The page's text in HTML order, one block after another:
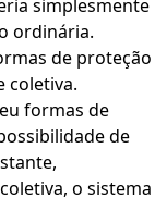
simplesmente
ordinária.
de proteção
coletiva.
formas de
de
o sistema